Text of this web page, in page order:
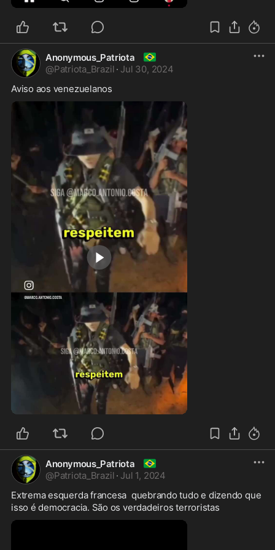
Anonymous_Patriota 🇧🇷
@Patriota_Brazil · Jul 30, 2024
Aviso aos venezuelanos
1:14
Anonymous_Patriota 🇧🇷
@Patriota_Brazil · Jul 1, 2024
Extrema esquerda francesa  quebrando tudo e dizendo que
isso é democracia. São os verdadeiros terroristas